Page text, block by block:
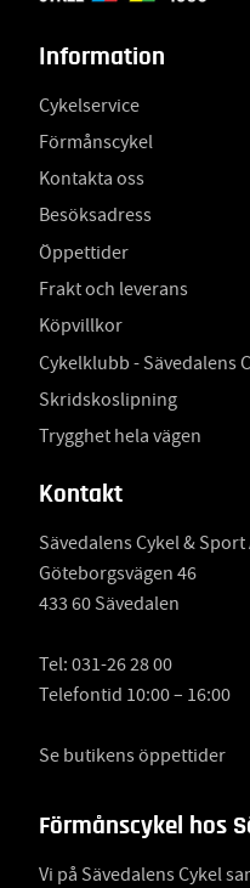
Information
Cykelservice
Förmånscykel
Kontakta oss
Besöksadress
Öppettider
Frakt och leverans
Köpvillkor
Cykelklubb - Sävedalens
Skridskoslipning
Trygghet hela vägen
Kontakt
Sävedalens Cykel & Sport
Göteborgsvägen 46
433 60 Sävedalen
Tel: 031-26 28 00
Telefontid 10:00 – 16:00
Se butikens öppettider
Förmånscykel hos
Vi på Sävedalens Cykel